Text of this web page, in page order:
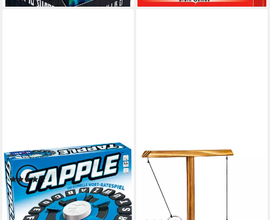
HUCH!
Spiel Tapple, Familienspiel
(11)
ab 21,99 € UVP25,99 €
-15%
lieferbar - in 3-4 Werktagen bei dir
GOODS+GADGETS
Spiel GOODS+GADGETS Holz
Ringwurf Spiel – Aktion
Hakenspiel für 2 Spieler,
Ringwurfspiel Deluxe, Ring